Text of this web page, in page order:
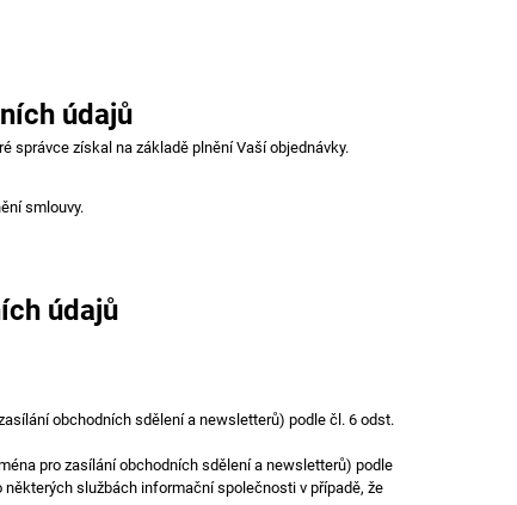
údajů
správce získal na základě plnění Vaší objednávky.
smlouvy.
údajů
obchodních sdělení a newsletterů) podle čl. 6 odst.
pro zasílání obchodních sdělení a newsletterů) podle
některých službách informační společnosti v případě, že